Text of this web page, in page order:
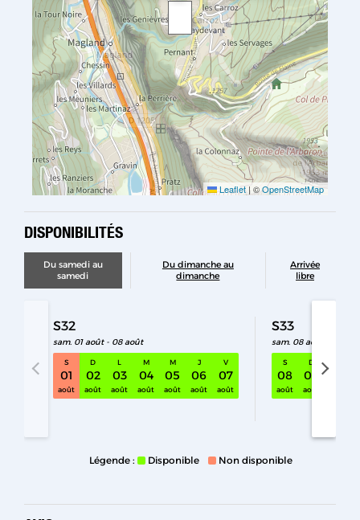
Leaflet|©OpenStreetMap
DISPONIBILITÉS
Du samedi au
samedi
Du dimanche au
dimanche
Arrivée
libre
S32
sam. 01 août - 08 août
S
01
août
D
02
août
L
03
août
M
04
août
M
05
août
J
06
août
V
07
août
S33
sam. 08 août - 15 août
S
08
août
D
09
août
S32 sam. 01 août - 08 août
Légende : Disponible Non disponible